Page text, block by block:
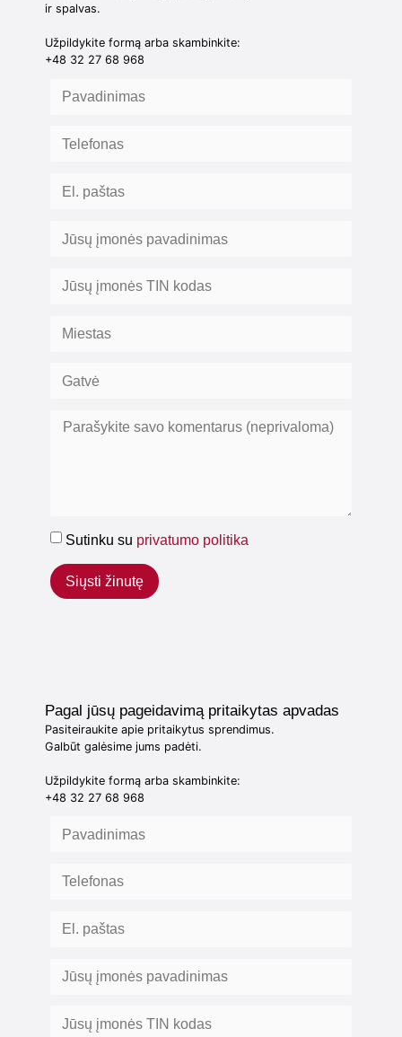
ir spalvas.
Užpildykite formą arba skambinkite:
+48 32 27 68 968
Sutinku su privatumo politika
Siųsti žinutę
Pagal jūsų pageidavimą pritaikytas apvadas
Pasiteiraukite apie pritaikytus sprendimus.
Galbūt galėsime jums padėti.
Užpildykite formą arba skambinkite:
+48 32 27 68 968